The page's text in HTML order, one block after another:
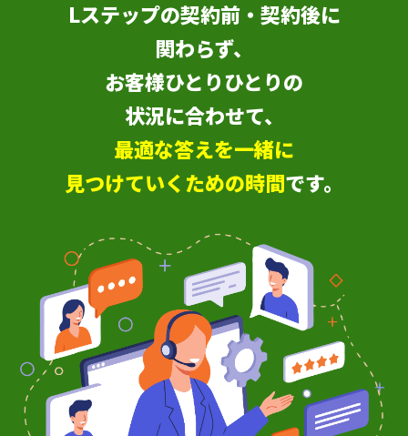
Lステップの契約前・契約後に
関わらず、
お客様ひとりひとりの
状況に合わせて、
最適な答えを一緒に
見つけていくための時間です。